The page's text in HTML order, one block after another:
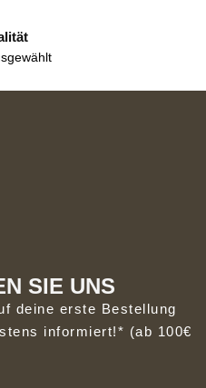
SIE UNS
deine erste Bestellung
informiert!* (ab 100€